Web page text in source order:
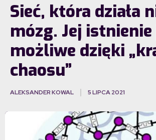
Sieć, która działa
mózg. Jej
możliwe dzięki
chaosu”
ALEKSANDER KOWAL 5 LIPCA 2021